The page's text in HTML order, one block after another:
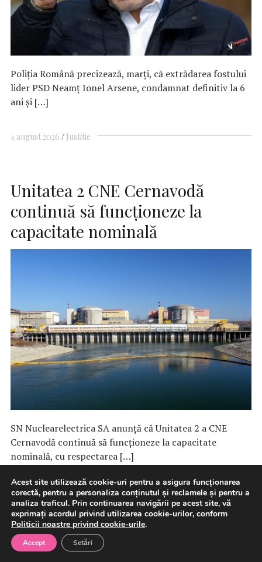
Poliţia Română precizează, marţi, că extrădarea fostului
lider PSD Neamţ Ionel Arsene, condamnat definitiv la 6
ani şi […]
4 august 2026 Justitie
Unitatea 2 CNE Cernavodă
continuă să funcționeze la
capacitate nominală
SN Nuclearelectrica SA anunță că Unitatea 2 a CNE
Cernavodă continuă să funcționeze la capacitate
nominală, cu respectarea […]
4 august 2026 EnergieEnergie electrica
DNSC oferă asistență
Acest site utilizează cookie-uri pentru a asigura funcționarea
corectă, pentru a personaliza conținutul și reclamele și pentru a
analiza traficul. Prin continuarea navigării pe acest site, vă
exprimați acordul privind utilizarea cookie-urilor, conform
Politicii noastre privind cookie-urile.
Accept Setări